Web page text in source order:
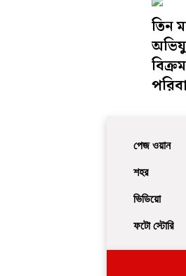
তিন
পেজ ওয়ান
শহর
ভিডিয়ো
ফটো স্টোরি